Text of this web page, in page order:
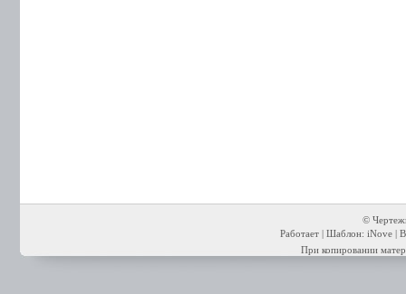
©
Работает | Шаблон: iNove |
При копировании